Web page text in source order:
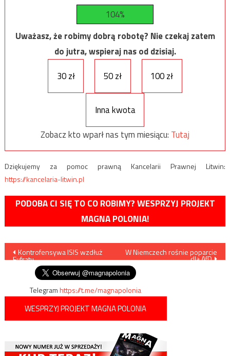
104%
Uważasz, że robimy dobrą robotę? Nie czekaj zatem
do jutra, wspieraj nas od dzisiaj.
30 zł
50 zł 100 zł
Inna kwota
Zobacz kto wparł nas tym miesiącu: Tutaj
Dziękujemy za pomoc prawną Kancelarii Prawnej Litwin:
https://kancelaria-litwin.pl
PODOBA CI SIĘ TO CO ROBIMY? WESPRZYJ PROJEKT
MAGNA POLONIA!
Nawigacja
wpisu
Kontrofensywa ISIS wzdłuż
Eufratu
W Niemczech rośnie poparcie
dla AfD
Telegramhttps://t.me/magnapolonia
WESPRZYJ PROJEKT MAGNA POLONIA